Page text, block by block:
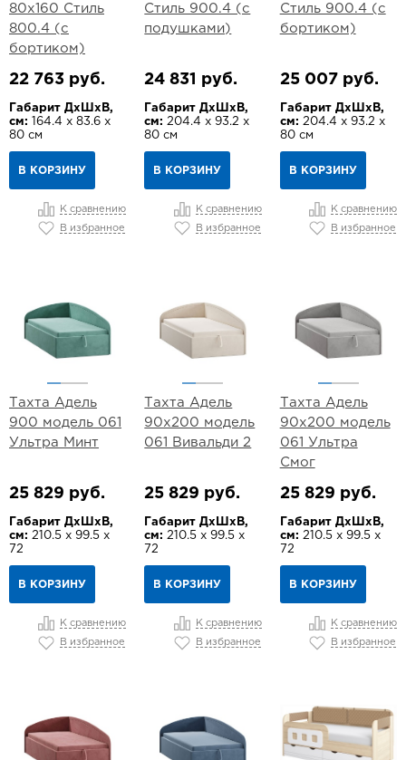
80х160 Стиль
800.4 (с
бортиком)
22 763 руб.
Габарит ДхШхВ,
см: 164.4 х 83.6 х
80 см
В КОРЗИНУ
К сравнению
В избранное
Стиль 900.4 (с
подушками)
24 831 руб.
Габарит ДхШхВ,
см: 204.4 х 93.2 х
80 см
В КОРЗИНУ
К сравнению
В избранное
Стиль 900.4 (с
бортиком)
25 007 руб.
Габарит ДхШхВ,
см: 204.4 х 93.2 х
80 см
В КОРЗИНУ
К сравнению
В избранное
Тахта Адель
900 модель 061
Ультра Минт
25 829 руб.
Габарит ДхШхВ,
см: 210.5 х 99.5 х
72
В КОРЗИНУ
К сравнению
В избранное
Тахта Адель
90х200 модель
061 Вивальди 2
25 829 руб.
Габарит ДхШхВ,
см: 210.5 х 99.5 х
72
В КОРЗИНУ
К сравнению
В избранное
Тахта Адель
90х200 модель
061 Ультра
Смог
25 829 руб.
Габарит ДхШхВ,
см: 210.5 х 99.5 х
72
В КОРЗИНУ
К сравнению
В избранное